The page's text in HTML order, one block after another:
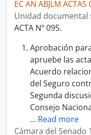
EC AN ABJLM
Unidad documental
ACTA Nº 095.
Aprobación
apruebe las
Acuerdo
del Seguro
Segunda
Consejo
… Read more
Cámara del Senado